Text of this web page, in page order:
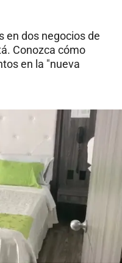
en dos negocios de
Conozca cómo
en la "nueva